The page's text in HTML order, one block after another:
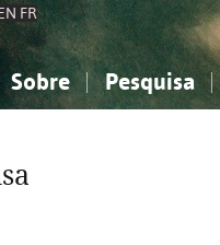
FR
Sobre Pesquisa
Ciências sociais...
Ciências sociais...